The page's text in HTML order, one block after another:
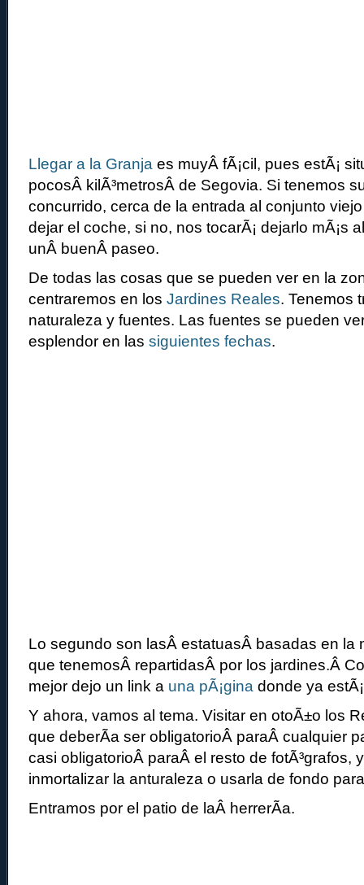
Llegar a la Granja es muyÂ fÃ¡cil, pues estÃ¡
pocosÂ kilÃ³metrosÂ de Segovia. Si tenemos
concurrido, cerca de la entrada al conjunto
dejar el coche, si no, nos tocarÃ¡ dejarlo mÃ¡s
unÂ buenÂ paseo.
De todas las cosas que se pueden ver en la
centraremos en los Jardines Reales. Tenemos
naturaleza y fuentes. Las fuentes se pueden
esplendor en las siguientes fechas.
Lo segundo son lasÂ estatuasÂ basadas en la
que tenemosÂ repartidasÂ por los jardines.Â
mejor dejo un link a una pÃ¡gina donde ya
Y ahora, vamos al tema. Visitar en otoÃ±o los
que deberÃ­a ser obligatorioÂ paraÂ cualquier
casi obligatorioÂ paraÂ el resto de fotÃ³grafos,
inmortalizar la anturaleza o usarla de fondo
Entramos por el patio de laÂ herrerÃ­a.